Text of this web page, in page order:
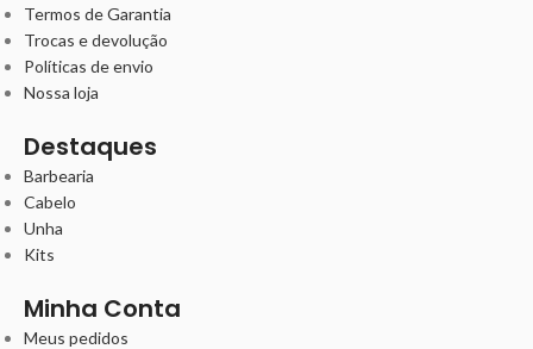
Termos de Garantia
Trocas e devolução
Políticas de envio
Nossa loja
Destaques
Barbearia
Cabelo
Unha
Kits
Minha Conta
Meus pedidos